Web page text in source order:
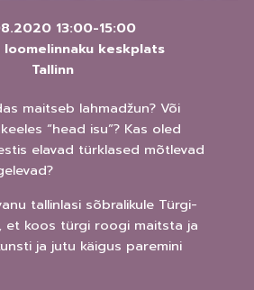
13:00-15:00
keskplats
Tallinn
maitseb lahmadžun? Või
“head isu”? Kas oled
elavad türklased mõtlevad
tallinlasi sõbralikule Türgi-
et koos türgi roogi maitsta ja
ja jutu käigus paremini